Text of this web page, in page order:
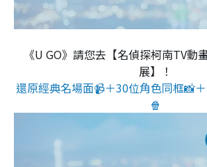
《U GO》請您去【名偵探柯南TV動
展】！
還原經典名場面📹＋30位角色同框📸
🍿